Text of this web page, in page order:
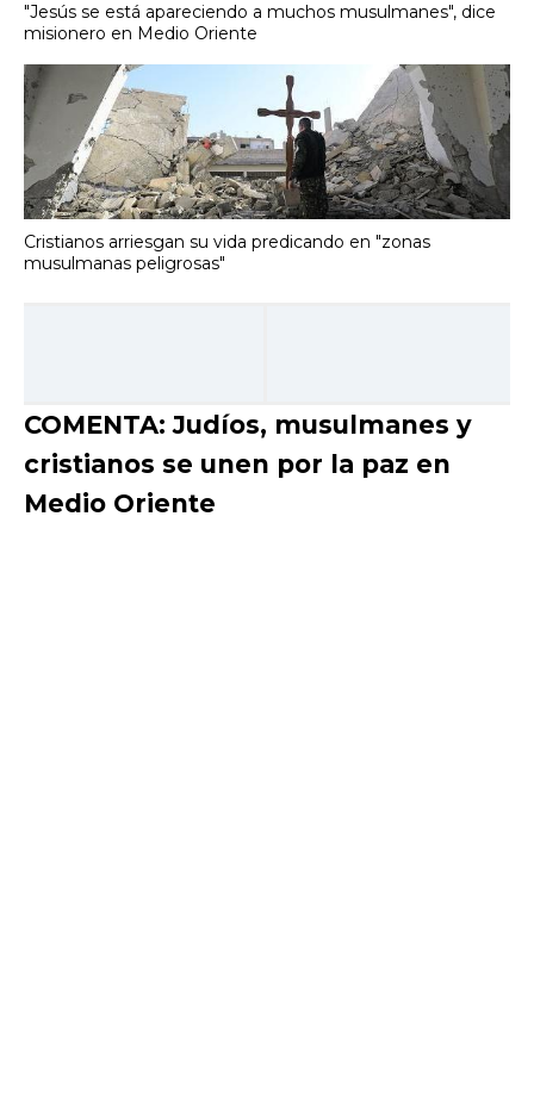
"Jesús se está apareciendo a muchos musulmanes", dice
misionero en Medio Oriente
Cristianos arriesgan su vida predicando en "zonas
musulmanas peligrosas"
COMENTA: Judíos, musulmanes y
cristianos se unen por la paz en
Medio Oriente